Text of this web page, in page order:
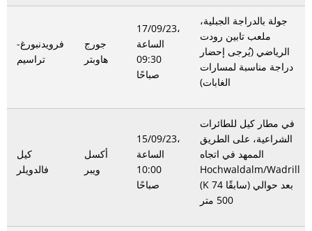
فرويدنبورغ-
تراسيم
جورج
هاوبتر
17/09/23،
الساعة
09:30
صباحًا
جولة بالدراجة الجبلية،
ملعب تابين رودت
الرياضي (يُرجى إحضار
دراجة مناسبة لمسارات
الغابات)
كيل
فالدويلر
أكسل
ويبر
15/09/23،
الساعة
10:00
صباحًا
في مطار كيل للطائرات
الشراعية، على الطريق
الممهد في اتجاه
Hochwaldalm/Wadrill
(K 74 سابقًا) بعد حوالي
500 متر